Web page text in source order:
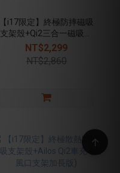
↑
【i17限定】終極防摔磁吸
支架殼+Qi2三合一磁吸充
電
NT$2,299
NT$2,860